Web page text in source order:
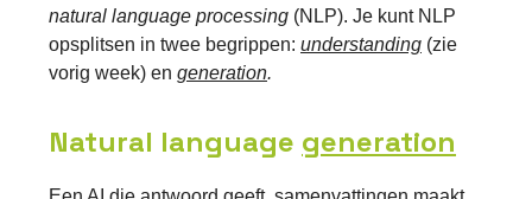
natural language processing (NLP). Je kunt NLP
opsplitsen in twee begrippen: understanding (zie
vorig week) en generation.
Natural language generation